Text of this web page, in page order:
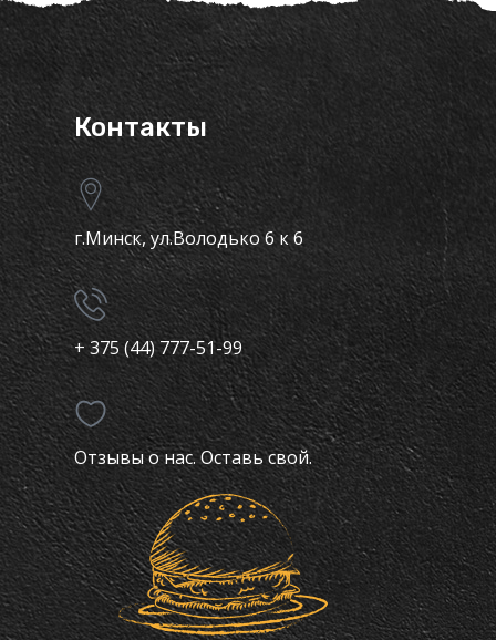
Контакты
г.Минск, ул.Володько 6 к 6
+ 375 (44) 777-51-99
Отзывы о нас. Оставь свой.